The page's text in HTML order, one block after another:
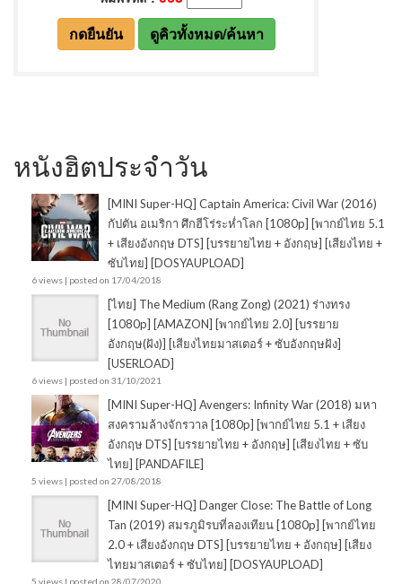
หนังฮิตประจำวัน
[MINI Super-HQ] Captain America: Civil War (2016)
กัปตัน อเมริกา ศึกฮีโร่ระห่ำโลก [1080p] [พากย์ไทย 5.1
+ เสียงอังกฤษ DTS] [บรรยายไทย + อังกฤษ] [เสียงไทย +
ซับไทย] [DOSYAUPLOAD]
6 views | posted on 17/04/2018
[ไทย] The Medium (Rang Zong) (2021) ร่างทรง
[1080p] [AMAZON] [พากย์ไทย 2.0] [บรรยาย
อังกฤษ(ฝัง)] [เสียงไทยมาสเตอร์ + ซับอังกฤษฝัง]
[USERLOAD]
6 views | posted on 31/10/2021
[MINI Super-HQ] Avengers: Infinity War (2018) มหา
สงครามล้างจักรวาล [1080p] [พากย์ไทย 5.1 + เสียง
อังกฤษ DTS] [บรรยายไทย + อังกฤษ] [เสียงไทย + ซับ
ไทย] [PANDAFILE]
5 views | posted on 27/08/2018
[MINI Super-HQ] Danger Close: The Battle of Long
Tan (2019) สมรภูมิรบที่ลองเทียน [1080p] [พากย์ไทย
2.0 + เสียงอังกฤษ DTS] [บรรยายไทย + อังกฤษ] [เสียง
ไทยมาสเตอร์ + ซับไทย] [DOSYAUPLOAD]
5 views | posted on 28/07/2020